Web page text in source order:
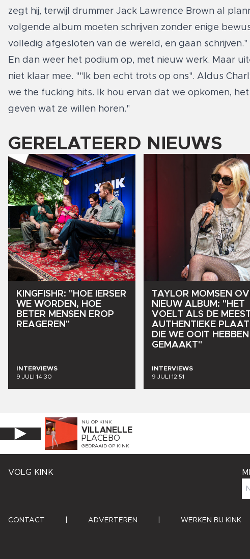
zegt hij, terwijl drummer Jack Lawrence Brown al
volgende album moeten schrijven zonder enige
volledig afgesloten van de wereld, en gaan schrijven."
En dan weer het podium op, met nieuw werk. Maar
niet klaar mee. ""Ik ben echt trots op ons". Aldus
we the fucking hits. Ik hou ervan dat we opkomen,
geven wat ze willen horen."
GERELATEERD NIEUWS
KINGFISHR: "HOE
IERSER
WE WORDEN, HOE
BETER MENSEN
EROP
REAGEREN"
INTERVIEWS
9 JULI 14:30
TAYLOR MOMSEN
NIEUW ALBUM: "HET
VOELT ALS DE
AUTHENTIEKE PLAAT
DIE WE OOIT HEBBEN
GEMAAKT"
INTERVIEWS
9 JULI 12:51
NU OP KINK
VILLANELLE
PLACEBO
GEDRAAID OP KINK
VOLG KINK
CONTACT ADVERTEREN WERKEN BIJ KINK